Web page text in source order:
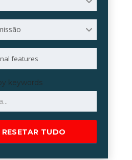
keywords
RESETAR TUDO